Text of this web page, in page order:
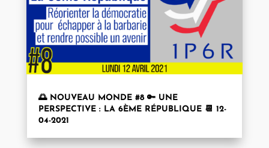
🌅 NOUVEAU MONDE #8 🔑 UNE
PERSPECTIVE : LA 6ÈME RÉPUBLIQUE 📆 12-
04-2021